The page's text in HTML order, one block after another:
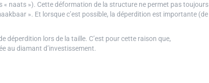
naats »). Cette déformation de la structure ne permet pas toujours
». Et lorsque c’est possible, la déperdition est importante (de
déperdition lors de la taille. C’est pour cette raison que,
au diamant d’investissement.